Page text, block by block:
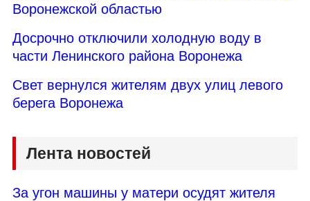
Воронежской областью
Досрочно отключили холодную воду в
части Ленинского района Воронежа
Свет вернулся жителям двух улиц левого
берега Воронежа
Лента новостей
За угон машины у матери осудят жителя